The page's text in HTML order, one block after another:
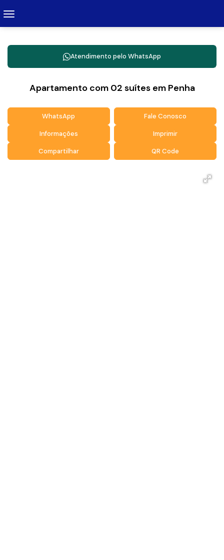
Atendimento pelo WhatsApp
Apartamento com 02 suítes em Penha
WhatsApp Fale Conosco
Informações Imprimir
Compartilhar QR Code